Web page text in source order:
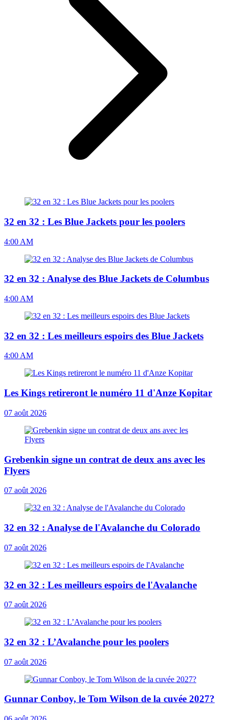
32 en 32 : Les Blue Jackets pour les poolers
4:00 AM
32 en 32 : Analyse des Blue Jackets de Columbus
4:00 AM
32 en 32 : Les meilleurs espoirs des Blue Jackets
4:00 AM
Les Kings retireront le numéro 11 d'Anze Kopitar
07 août 2026
Grebenkin signe un contrat de deux ans avec les
Flyers
07 août 2026
32 en 32 : Analyse de l'Avalanche du Colorado
07 août 2026
32 en 32 : Les meilleurs espoirs de l'Avalanche
07 août 2026
32 en 32 : L’Avalanche pour les poolers
07 août 2026
Gunnar Conboy, le Tom Wilson de la cuvée 2027?